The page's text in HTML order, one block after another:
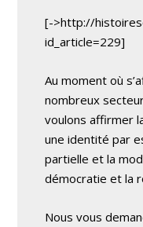
[->http://
id_article=229]
Au moment où
nombreux
voulons affirmer
une identité par
partielle et la
démocratie et la
Nous vous